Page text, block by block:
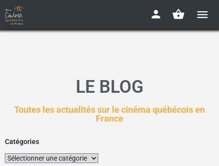
LE BLOG
Toutes les actualités sur le cinéma québécois en
France
Catégories